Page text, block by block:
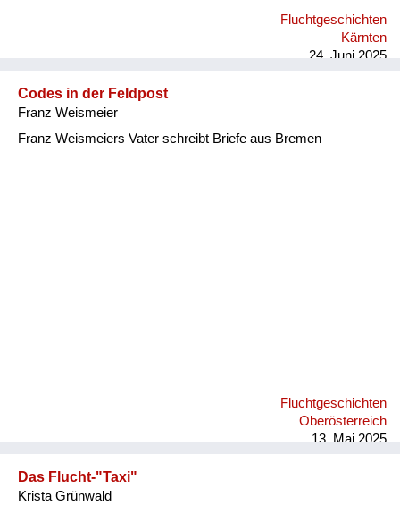
wir aus dem Keller rausgegangen sind. Es hat einen
Kellerausgang gegeben, in den Garten und der war voller
Fluchtgeschichten
Kärnten
24. Juni 2025
Codes in der Feldpost
Franz Weismeier
Franz Weismeiers Vater schreibt Briefe aus Bremen
Fluchtgeschichten
Oberösterreich
13. Mai 2025
Das Flucht-"Taxi"
Krista Grünwald